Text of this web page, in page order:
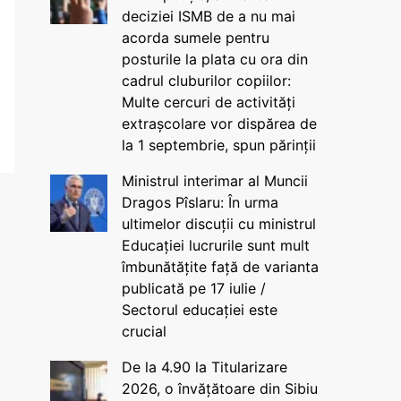
deciziei ISMB de a nu mai
acorda sumele pentru
posturile la plata cu ora din
cadrul cluburilor copiilor:
Multe cercuri de activități
extrașcolare vor dispărea de
la 1 septembrie, spun părinții
Ministrul interimar al Muncii
Dragos Pîslaru: În urma
ultimelor discuții cu ministrul
Educației lucrurile sunt mult
îmbunătățite față de varianta
publicată pe 17 iulie /
Sectorul educației este
crucial
De la 4.90 la Titularizare
2026, o învățătoare din Sibiu